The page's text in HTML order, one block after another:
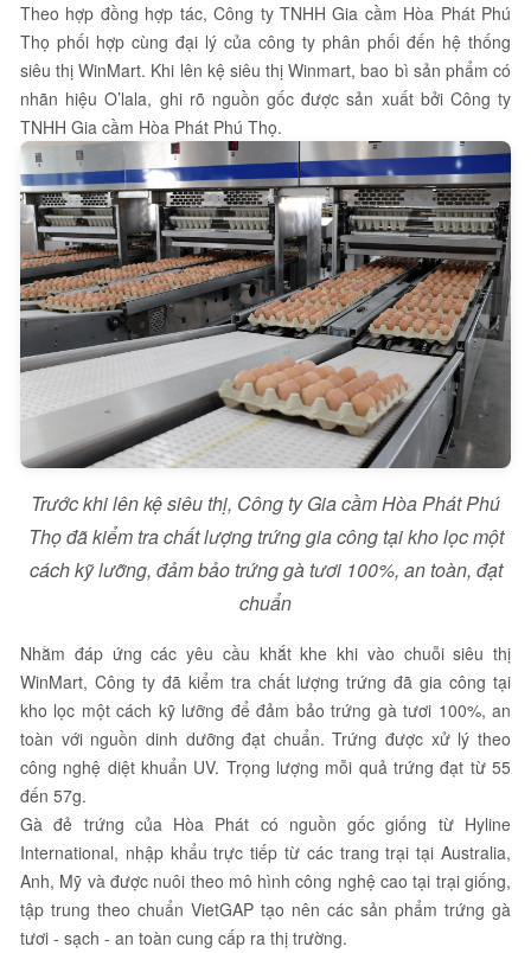
Theo hợp đồng hợp tác, Công ty TNHH Gia cầm Hòa Phát Phú
Thọ phối hợp cùng đại lý của công ty phân phối đến hệ thống
siêu thị WinMart. Khi lên kệ siêu thị Winmart, bao bì sản phẩm có
nhãn hiệu O’lala, ghi rõ nguồn gốc được sản xuất bởi Công ty
TNHH Gia cầm Hòa Phát Phú Thọ.
Trước khi lên kệ siêu thị, Công ty Gia cầm Hòa Phát Phú
Thọ đã kiểm tra chất lượng trứng gia công tại kho lọc một
cách kỹ lưỡng, đảm bảo trứng gà tươi 100%, an toàn, đạt
chuẩn
Nhằm đáp ứng các yêu cầu khắt khe khi vào chuỗi siêu thị
WinMart, Công ty đã kiểm tra chất lượng trứng đã gia công tại
kho lọc một cách kỹ lưỡng để đảm bảo trứng gà tươi 100%, an
toàn với nguồn dinh dưỡng đạt chuẩn. Trứng được xử lý theo
công nghệ diệt khuẩn UV. Trọng lượng mỗi quả trứng đạt từ 55
đến 57g.
Gà đẻ trứng của Hòa Phát có nguồn gốc giống từ Hyline
International, nhập khẩu trực tiếp từ các trang trại tại Australia,
Anh, Mỹ và được nuôi theo mô hình công nghệ cao tại trại giống,
tập trung theo chuẩn VietGAP tạo nên các sản phẩm trứng gà
tươi - sạch - an toàn cung cấp ra thị trường.